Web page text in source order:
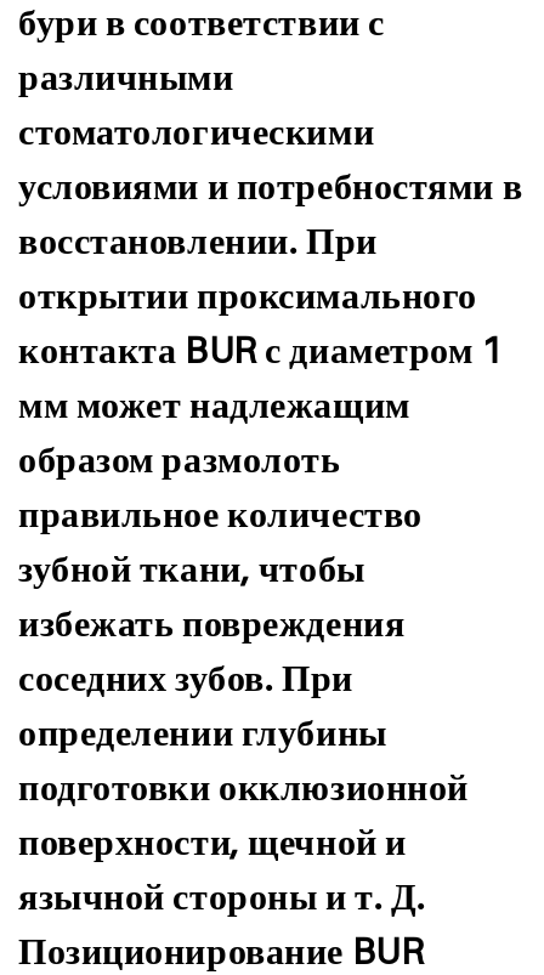
бури в соответствии с
различными
стоматологическими
условиями и потребностями в
восстановлении. При
открытии проксимального
контакта BUR с диаметром 1
мм может надлежащим
образом размолоть
правильное количество
зубной ткани, чтобы
избежать повреждения
соседних зубов. При
определении глубины
подготовки окклюзионной
поверхности, щечной и
язычной стороны и т. Д.
Позиционирование BUR